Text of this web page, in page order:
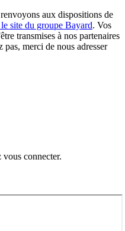
aux dispositions de
site du groupe Bayard. Vos
transmises à nos partenaires
merci de nous adresser
connecter.